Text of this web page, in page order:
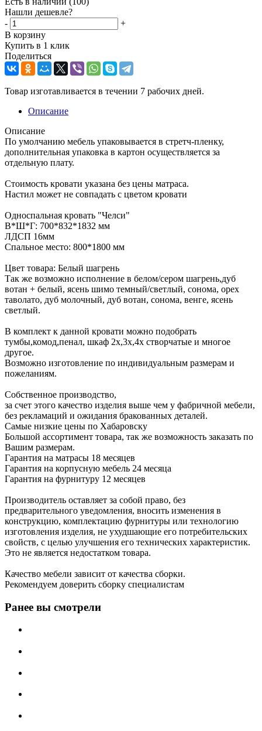
Нашли дешевле?
-
+
В корзину
Купить в 1 клик
Поделиться
Товар изготавливается в течении 7 рабочих дней.
Описание
Описание
По умолчанию мебель упаковывается в стретч-пленку,
дополнительная упаковка в картон осуществляется за
отдельную плату.
Стоимость кровати указана без цены матраса.
Настил может не совпадать с цветом кровати
Односпальная кровать "Челси"
В*Ш*Г: 700*832*1832 мм
ЛДСП 16мм
Спальное место: 800*1800 мм
Цвет товара: Белый шагрень
Так же возможно исполнение в белом/сером шагрень,дуб
вотан + белый, ясень шимо темный/светлый, сонома, орех
таволато, дуб молочный, дуб вотан, сонома, венге, ясень
светлый.
В комплект к данной кровати можно подобрать
тумбы,комод,пенал, шкаф 2х,3х,4х створчатые и многое
другое.
Возможно изготовление по индивидуальным размерам и
пожеланиям.
Собственное производство,
за счет этого качество изделия выше чем у фабричной мебели,
без рекламаций и ожидания бракованных деталей.
Самые низкие цены по Хабаровску
Большой ассортимент товара, так же возможность заказать по
Вашим размерам.
Гарантия на матрасы 18 месяцев
Гарантия на корпусную мебель 24 месяца
Гарантия на фурнитуру 12 месяцев
Производитель оставляет за собой право, без
предварительного уведомления, вносить изменения в
конструкцию, комплектацию фурнитуры или технологию
изготовления изделия, не ухудшающие его потребительских
свойств, с целью улучшения его технических характеристик.
Это не является недостатком товара.
Качество мебели зависит от качества сборки.
Рекомендуем доверить сборку специалистам
Ранее вы смотрели